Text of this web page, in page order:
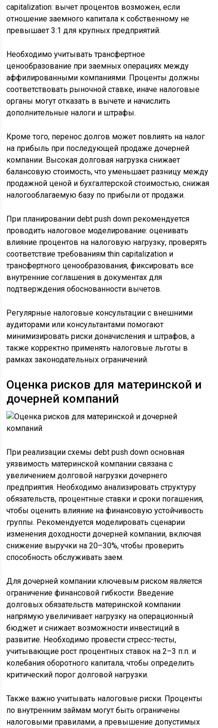
capitalization: вычет процентов возможен, если
отношение заемного капитала к собственному не
превышает 3:1 для крупных предприятий.
Необходимо учитывать трансфертное
ценообразование при заемных операциях между
аффилированными компаниями. Проценты должны
соответствовать рыночной ставке, иначе налоговые
органы могут отказать в вычете и начислить
дополнительные налоги и штрафы.
Кроме того, перенос долгов может повлиять на налог
на прибыль при последующей продаже дочерней
компании. Высокая долговая нагрузка снижает
балансовую стоимость, что уменьшает разницу между
продажной ценой и бухгалтерской стоимостью, снижая
налогооблагаемую базу по прибыли от продажи.
При планировании debt push down рекомендуется
проводить налоговое моделирование: оценивать
влияние процентов на налоговую нагрузку, проверять
соответствие требованиям thin capitalization и
трансфертного ценообразования, фиксировать все
внутренние соглашения в документах для
подтверждения обоснованности вычетов.
Регулярные налоговые консультации с внешними
аудиторами или консультантами помогают
минимизировать риски доначисления и штрафов, а
также корректно применять налоговые льготы в
рамках законодательных ограничений.
Оценка рисков для материнской и
дочерней компаний
При реализации схемы debt push down основная
уязвимость материнской компании связана с
увеличением долговой нагрузки дочернего
предприятия. Необходимо анализировать структуру
обязательств, процентные ставки и сроки погашения,
чтобы оценить влияние на финансовую устойчивость
группы. Рекомендуется моделировать сценарии
изменения доходности дочерней компании, включая
снижение выручки на 20–30%, чтобы проверить
способность обслуживать заем.
Для дочерней компании ключевым риском является
ограничение финансовой гибкости. Введение
долговых обязательств материнской компании
напрямую увеличивает нагрузку на операционный
бюджет и снижает возможности инвестиций в
развитие. Необходимо провести стресс-тесты,
учитывающие рост процентных ставок на 2–3 п.п. и
колебания оборотного капитала, чтобы определить
критический порог долговой нагрузки.
Также важно учитывать налоговые риски. Проценты
по внутренним займам могут быть ограничены
налоговыми правилами, а превышение допустимых